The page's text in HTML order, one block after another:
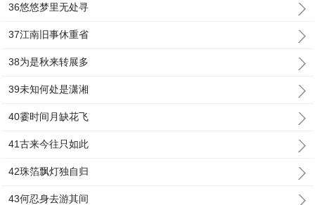
36悠悠梦里无处寻
37江南旧事休重省
38为是秋来转展多
39未知何处是潇湘
40霎时间月缺花飞
41古来今往只如此
42珠箔飘灯独自归
43何忍身去游其间